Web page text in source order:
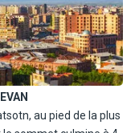
Geghard
spectaculaire. Le
avec laquelle a été
à Erevan. Visite du
au pied de la plus